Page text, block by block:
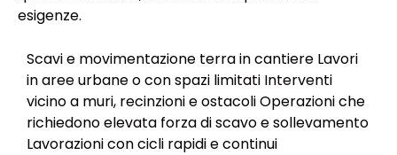
esigenze.
Scavi e movimentazione terra in cantiere Lavori
in aree urbane o con spazi limitati Interventi
vicino a muri, recinzioni e ostacoli Operazioni che
richiedono elevata forza di scavo e sollevamento
Lavorazioni con cicli rapidi e continui